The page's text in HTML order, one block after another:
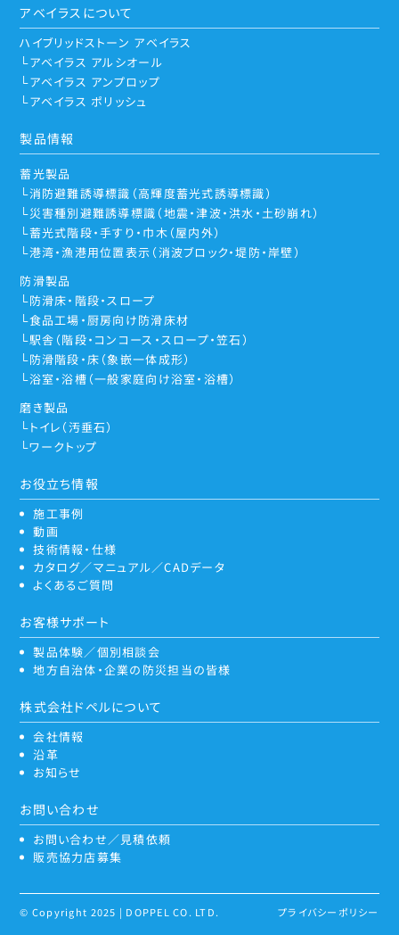
アベイラスについて
ハイブリッドストーン アベイラス
アベイラス アルシオール
アベイラス アンプロップ
アベイラス ポリッシュ
製品情報
蓄光製品
消防避難誘導標識（高輝度蓄光式誘導標識）
災害種別避難誘導標識（地震・津波・洪水・土砂崩れ）
蓄光式階段・手すり・巾木（屋内外）
港湾・漁港用位置表示（消波ブロック・堤防・岸壁）
防滑製品
防滑床・階段・スロープ
食品工場・厨房向け防滑床材
駅舎（階段・コンコース・スロープ・笠石）
防滑階段・床（象嵌一体成形）
浴室・浴槽（一般家庭向け浴室・浴槽）
磨き製品
トイレ（汚垂石）
ワークトップ
お役立ち情報
施工事例
動画
技術情報・仕様
カタログ／マニュアル／CADデータ
よくあるご質問
お客様サポート
製品体験／個別相談会
地方自治体・企業の防災担当の皆様
株式会社ドペルについて
会社情報
沿革
お知らせ
お問い合わせ
お問い合わせ／見積依頼
販売協力店募集
© Copyright 2025 | DOPPEL CO. LTD. プライバシーポリシー